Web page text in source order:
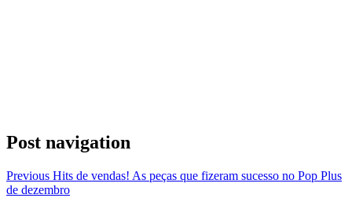
Post navigation
Previous Hits de vendas! As peças que fizeram sucesso no Pop Plus
de dezembro